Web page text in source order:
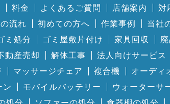
料金 よくあるご質問 店舗案内 対
流れ 初めての方へ 作業事例 当社
ミ処分 ゴミ屋敷片付け 家具回収
動産売却 解体工事 法人向けサービス
マッサージチェア 複合機 オーディ
ン モバイルバッテリー ウォーターサ